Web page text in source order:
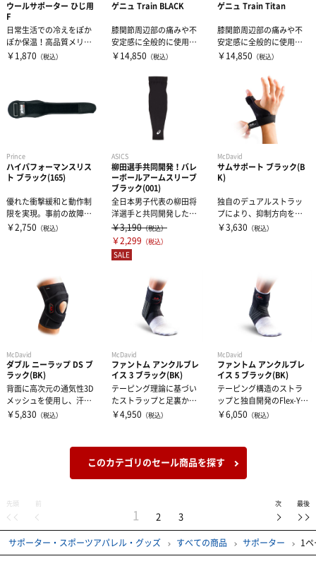
ウールサポーター ひじ用
F
日常生活での冷えをぽか
ぽか保温！高品質メリノ
ウールを使用した秋冬向
￥1,870 （税込）
ゲニュ Train BLACK
膝関節周辺部の痛みや不
安定感に全般的に使用で
きる膝サポーター。膝関
￥14,850 （税込）
ゲニュ Train Titan
膝関節周辺部の痛みや不
安定感に全般的に使用で
きる膝サポーター。膝関
￥14,850 （税込）
Prince
ハイパフォーマンスリス
ト ブラック(165)
優れた衝撃緩和と動作制
限を実現。事前の故障ケ
アにも最適2つの高反発パ
￥2,750 （税込）
ASICS
柳田選手共同開発！バレ
ーボールアームスリーブ
ブラック(001)
全日本男子代表の柳田将
洋選手と共同開発したバ
レーボール専用のアーム
スリーブです。...
￥3,190（税込）
￥2,299 （税込）
SALE
McDavid
サムサポート ブラック(B
K)
独自のデュアルストラッ
プにより、抑制方向を自
在に調節できる親指サポ
￥3,630 （税込）
McDavid
ダブル ニーラップ DS ブ
ラック(BK)
背面に高次元の通気性3D
メッシュを使用し、汗ム
レを抑え快適な装着感を
￥5,830 （税込）
McDavid
ファントム アンクルブレ
イス 3 ブラック(BK)
テーピング理論に基づい
たストラップと足裏から
伸びる薄型ステー「Flex-Y
￥4,950 （税込）
McDavid
ファントム アンクルブレ
イス 5 ブラック(BK)
テーピング構造のストラ
ップと独自開発のFlex-Yス
テーが固定力と着用感の
￥6,050 （税込）
このカテゴリのセール商品を探す
先頭 前
1 2 3
次 最後
サポーター・スポーツアパレル・グッズ すべての商品 サポーター 1ペ